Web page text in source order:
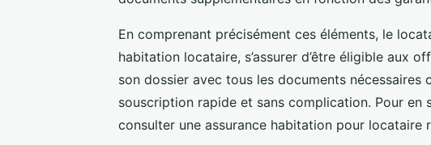
En comprenant précisément ces éléments, le
habitation locataire, s’assurer d’être éligible aux
son dossier avec tous les documents nécessaires
souscription rapide et sans complication. Pour en
consulter une assurance habitation pour locataire